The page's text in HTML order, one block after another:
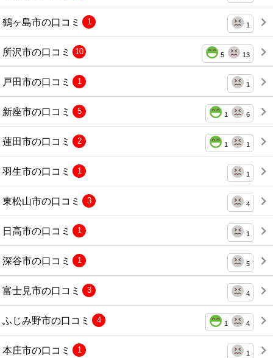
鶴ヶ島市の口コミ 1
1
所沢市の口コミ 5 13
10
戸田市の口コミ 1
1
新座市の口コミ 1 6
5
蓮田市の口コミ 1 1
2
羽生市の口コミ 1
1
東松山市の口コミ 4
3
日高市の口コミ 1
1
深谷市の口コミ 5
1
富士見市の口コミ 4
3
ふじみ野市の口コミ 1 4
4
本庄市の口コミ 1
1